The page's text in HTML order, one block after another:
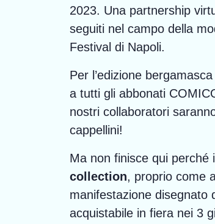
2023. Una partnership
seguiti nel campo della
Festival di Napoli.
Per l’edizione
a tutti gli abbonati
nostri collaboratori
cappellini!
Ma non finisce qui perché
collection, proprio come
manifestazione disegnato
acquistabile in fiera nei 3